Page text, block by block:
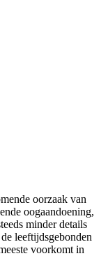
oorzaak van
oogaandoening,
minder details
leeftijdsgebonden
voorkomt in